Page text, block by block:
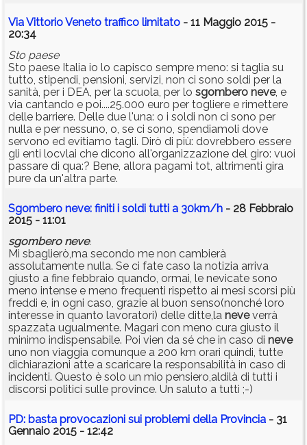
Via Vittorio Veneto traffico limitato - 11 Maggio 2015 -
20:34
Sto paese
Sto paese Italia io lo capisco sempre meno: si taglia su
tutto, stipendi, pensioni, servizi, non ci sono soldi per la
sanità, per i DEA, per la scuola, per lo sgombero neve, e
via cantando e poi....25.000 euro per togliere e rimettere
delle barriere. Delle due l'una: o i soldi non ci sono per
nulla e per nessuno, o, se ci sono, spendiamoli dove
servono ed evitiamo tagli. Dirò di più: dovrebbero essere
gli enti locvlai che dicono all'organizzazione del giro: vuoi
passare di qua:? Bene, allora pagami tot, altrimenti gira
pure da un'altra parte.
Sgombero neve: finiti i soldi tutti a 30km/h - 28 Febbraio
2015 - 11:01
sgombero neve.
Mi sbaglierò,ma secondo me non cambierà
assolutamente nulla. Se ci fate caso la notizia arriva
giusto a fine febbraio quando, ormai, le nevicate sono
meno intense e meno frequenti rispetto ai mesi scorsi più
freddi e, in ogni caso, grazie al buon senso(nonché loro
interesse in quanto lavoratori) delle ditte,la neveverrà
spazzata ugualmente. Magari con meno cura giusto il
minimo indispensabile. Poi vien da sé che in caso di neve
uno non viaggia comunque a 200 km orari quindi, tutte
dichiarazioni atte a scaricare la responsabilità in caso di
incidenti. Questo è solo un mio pensiero,aldilà di tutti i
discorsi politici sulle province. Un saluto a tutti ;-)
PD: basta provocazioni sui problemi della Provincia - 31
Gennaio 2015 - 12:42